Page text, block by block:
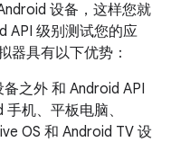
设备，这样您就
API 级别测试您的应
器具有以下优势：
之外 和 Android API
机、平板电脑、
OS 和 Android TV 设